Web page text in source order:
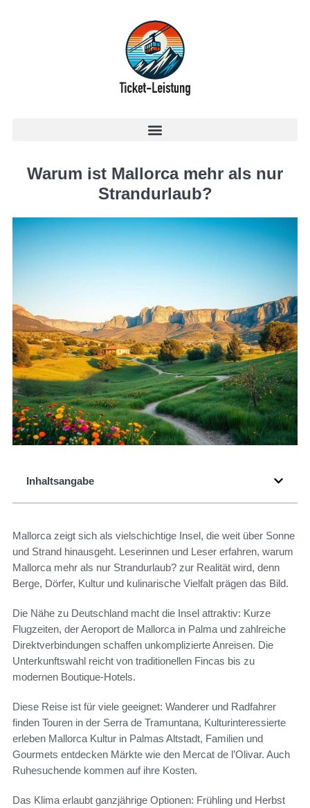
Warum ist Mallorca mehr als nur
Strandurlaub?
Inhaltsangabe
Mallorca zeigt sich als vielschichtige Insel, die weit über Sonne
und Strand hinausgeht. Leserinnen und Leser erfahren, warum
Mallorca mehr als nur Strandurlaub? zur Realität wird, denn
Berge, Dörfer, Kultur und kulinarische Vielfalt prägen das Bild.
Die Nähe zu Deutschland macht die Insel attraktiv: Kurze
Flugzeiten, der Aeroport de Mallorca in Palma und zahlreiche
Direktverbindungen schaffen unkomplizierte Anreisen. Die
Unterkunftswahl reicht von traditionellen Fincas bis zu
modernen Boutique-Hotels.
Diese Reise ist für viele geeignet: Wanderer und Radfahrer
finden Touren in der Serra de Tramuntana, Kulturinteressierte
erleben Mallorca Kultur in Palmas Altstadt, Familien und
Gourmets entdecken Märkte wie den Mercat de l’Olivar. Auch
Ruhesuchende kommen auf ihre Kosten.
Das Klima erlaubt ganzjährige Optionen: Frühling und Herbst